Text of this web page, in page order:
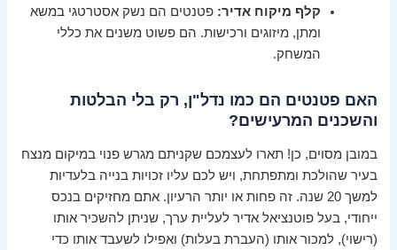
קלף מיקוח אדיר: פטנטים הם נשק אסטרטגי במשא
ומתן, מיזוגים ורכישות. הם פשוט משנים את כללי
המשחק.
האם פטנטים הם כמו נדל"ן, רק בלי הבלטות
והשכנים המרעישים?
במובן מסוים, כן! תארו לעצמכם שקניתם מגרש פנוי במיקום מנצח
בעיר שהולכת ומתפתחת, ויש לכם עליו זכויות בנייה בלעדיות
למשך 20 שנה. זה פחות או יותר הרעיון. אתם מחזיקים בנכס
ייחודי, בעל פוטנציאל אדיר לעליית ערך, שניתן להשכיר אותו
(רישוי), למכור אותו (העברת בעלות) ואפילו לשעבד אותו כדי